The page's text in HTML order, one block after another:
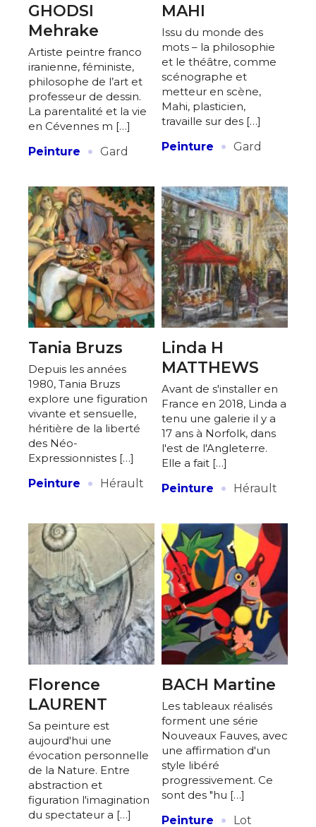
Nom
Prénom
Statut / Organisation
J'accepte lestermes et conditions
* Champ obligatoire
Adresse email*
Statut / Organisation
J'accepte lestermes et conditions
GHODSI
Mehrake
Artiste peintre franco
iranienne, féministe,
philosophe de l’art et
professeur de dessin.
La parentalité et la vie
en Cévennes m […]
Peinture
· Gard
MAHI
Issu du monde des
mots – la philosophie
et le théâtre, comme
scénographe et
metteur en scène,
Mahi, plasticien,
travaille sur des […]
Peinture
· Gard
Tania Bruzs
Depuis les années
1980, Tania Bruzs
explore une figuration
vivante et sensuelle,
héritière de la liberté
des Néo-
Expressionnistes […]
Peinture
· Hérault
Linda H
MATTHEWS
Avant de s'installer en
France en 2018, Linda a
tenu une galerie il y a
17 ans à Norfolk, dans
l'est de l'Angleterre.
Elle a fait […]
Peinture
· Hérault
Florence
LAURENT
Sa peinture est
aujourd'hui une
évocation personnelle
de la Nature. Entre
abstraction et
figuration l'imagination
du spectateur a […]
BACH Martine
Les tableaux réalisés
forment une série
Nouveaux Fauves, avec
une affirmation d'un
style libéré
progressivement. Ce
sont des "hu […]
Peinture
· Lot